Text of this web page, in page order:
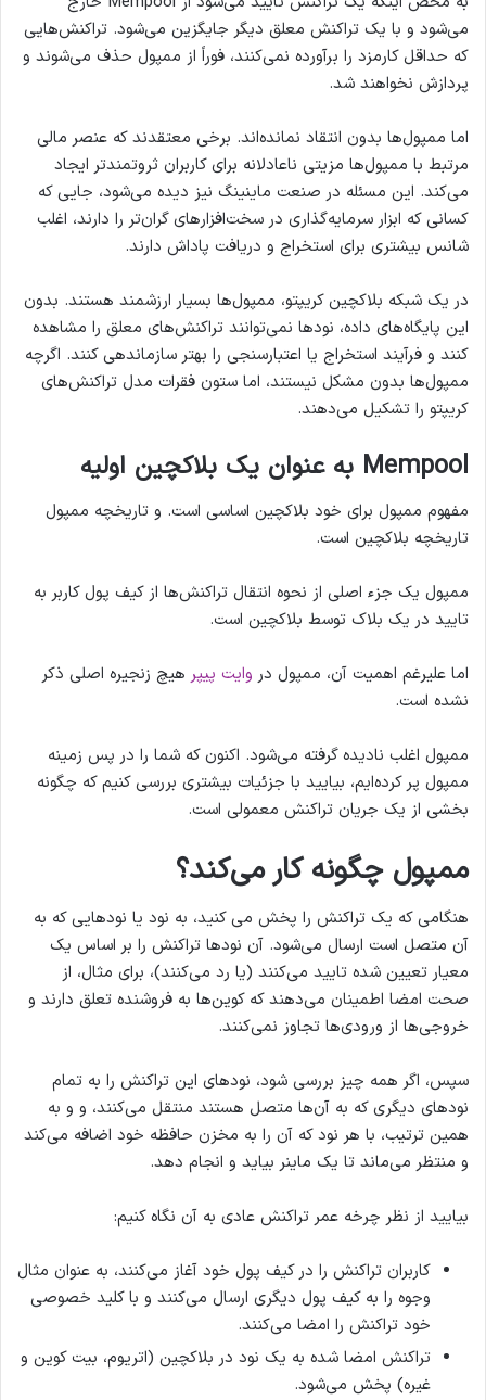
می‌شود و با یک تراکنش معلق دیگر جایگزین می‌شود. تراکنش‌هایی
که حداقل کارمزد را برآورده نمی‌کنند، فوراً از ممپول حذف می‌شوند و
پردازش نخواهند شد.
اما ممپول‌ها بدون انتقاد نمانده‌اند. برخی معتقدند که عنصر مالی
مرتبط با ممپول‌ها مزیتی ناعادلانه برای کاربران ثروتمندتر ایجاد
می‌کند. این مسئله در صنعت ماینینگ نیز دیده می‌شود، جایی که
کسانی که ابزار سرمایه‌گذاری در سخت‌افزارهای گران‌تر را دارند، اغلب
شانس بیشتری برای استخراج و دریافت پاداش دارند.
در یک شبکه بلاکچین کریپتو، ممپول‌ها بسیار ارزشمند هستند. بدون
این پایگاه‌های داده، نودها نمی‌توانند تراکنش‌های معلق را مشاهده
کنند و فرآیند استخراج یا اعتبارسنجی را بهتر سازماندهی کنند. اگرچه
ممپول‌ها بدون مشکل نیستند، اما ستون فقرات مدل تراکنش‌های
کریپتو را تشکیل می‌دهند.
Mempool به عنوان یک بلاکچین اولیه
مفهوم ممپول برای خود بلاکچین اساسی است. و تاریخچه ممپول
تاریخچه بلاکچین است.
ممپول یک جزء اصلی از نحوه انتقال تراکنش‌ها از کیف پول کاربر به
تایید در یک بلاک توسط بلاکچین است.
اما علیرغم اهمیت آن، ممپول در وایت پیپر هیچ زنجیره اصلی ذکر
نشده است.
ممپول اغلب نادیده گرفته می‌شود. اکنون که شما را در پس زمینه
ممپول پر کرده‌ایم، بیایید با جزئیات بیشتری بررسی کنیم که چگونه
بخشی از یک جریان تراکنش معمولی است.
ممپول چگونه کار می‌کند؟
هنگامی که یک تراکنش را پخش می کنید، به نود یا نودهایی که به
آن متصل است ارسال می‌شود. آن نودها تراکنش را بر اساس یک
معیار تعیین شده تایید می‌کنند (یا رد می‌کنند)، برای مثال، از
صحت امضا اطمینان می‌دهند که کوین‌ها به فروشنده تعلق دارند و
خروجی‌ها از ورودی‌ها تجاوز نمی‌کنند.
سپس، اگر همه چیز بررسی شود، نودهای این تراکنش را به تمام
نودهای دیگری که به آن‌ها متصل هستند منتقل می‌کنند، و و به
همین ترتیب، با هر نود که آن را به مخزن حافظه خود اضافه می‌کند
و منتظر می‌ماند تا یک ماینر بیاید و انجام دهد.
بیایید از نظر چرخه عمر تراکنش عادی به آن نگاه کنیم:
کاربران تراکنش را در کیف پول خود آغاز می‌کنند، به عنوان مثال
وجوه را به کیف پول دیگری ارسال می‌کنند و با کلید خصوصی
خود تراکنش را امضا می‌کنند.
تراکنش امضا شده به یک نود در بلاکچین (اتریوم، بیت کوین و
غیره) پخش می‌شود.